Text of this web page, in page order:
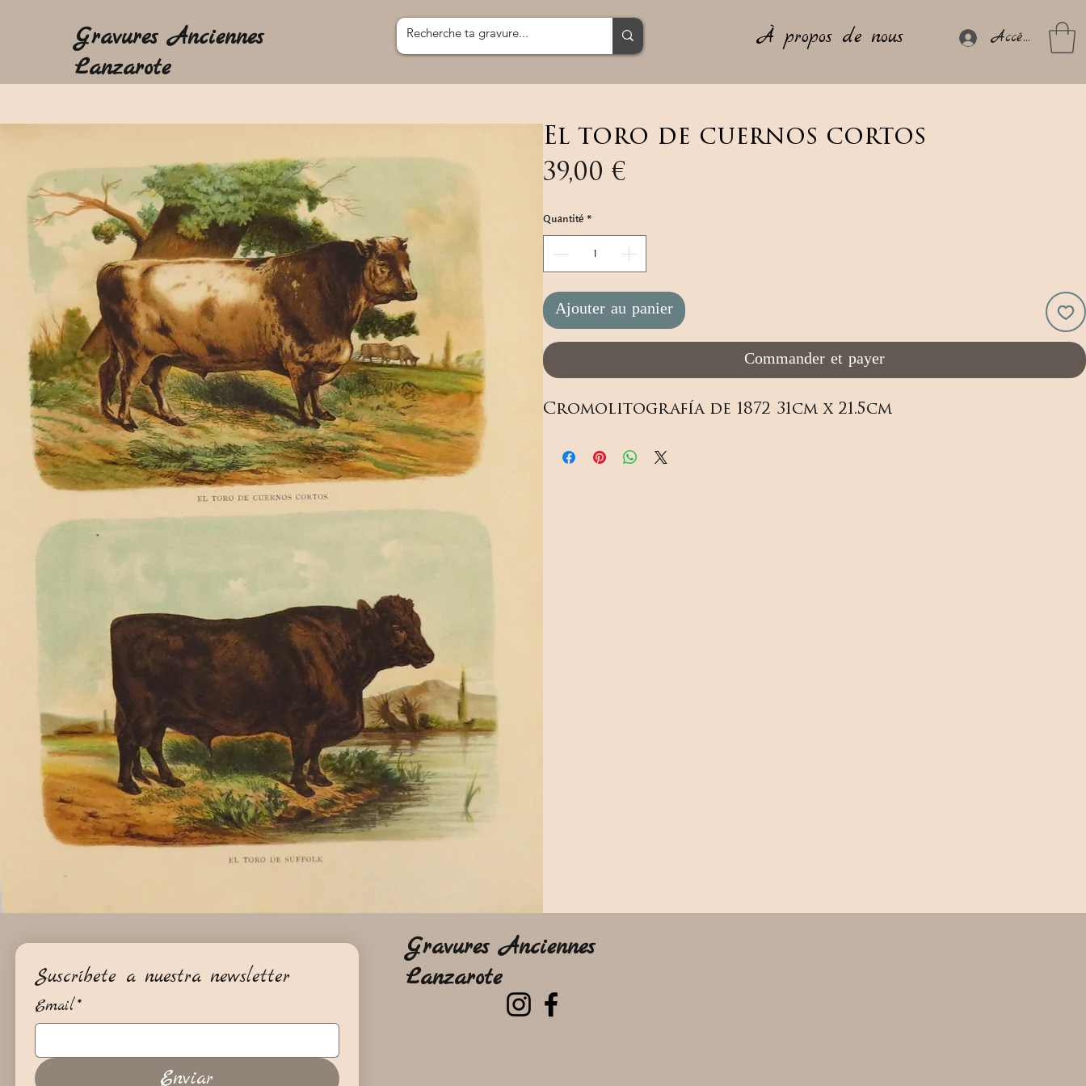
Gravures Anciennes
Lanzarote
À propos de nous Accéder
El toro de cuernos cortos
39,00 €
Quantité*
Ajouter au panier
Commander et payer
Cromolitografía de 1872 31cm x 21.5cm
Gravures Anciennes
Lanzarote
Suscríbete a nuestra newsletter
Email*
Enviar